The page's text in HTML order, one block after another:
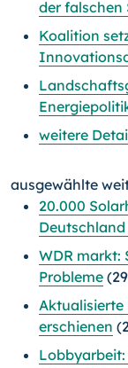
der falschen
Koalition
weitere
ausgewählte
20.000
WDR markt:
Probleme
erschienen